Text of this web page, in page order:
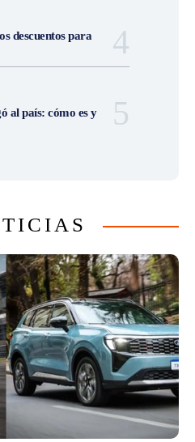
descuentos para
al país: cómo es y